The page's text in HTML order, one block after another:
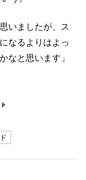
いましたが、ス
なるよりはよっ
なと思います」